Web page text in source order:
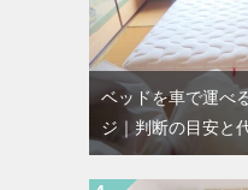
ベッドを車で運べ
ジ｜判断の目安と